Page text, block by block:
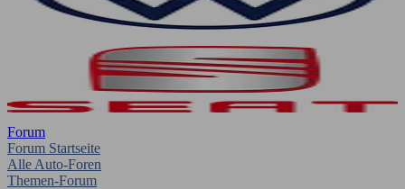
Forum
Forum Startseite
Alle Auto-Foren
Themen-Forum